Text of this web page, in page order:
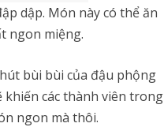
dập. Món này có thể ăn
ngon miệng.
bùi bùi của đậu phộng
khiến các thành viên trong
ngon mà thôi.